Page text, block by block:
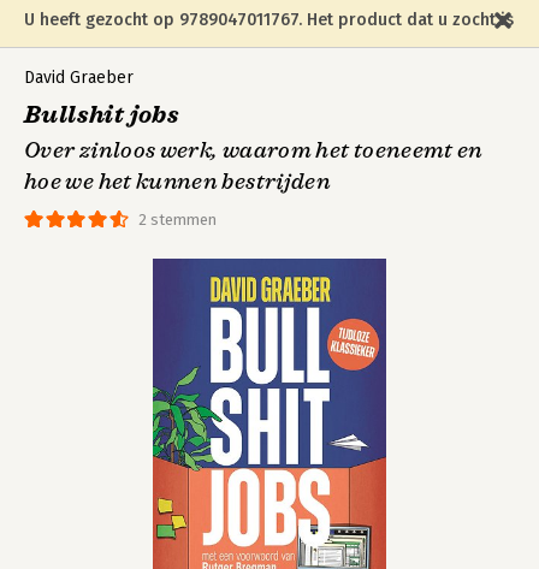
U heeft gezocht op 9789047011767. Het product dat u zocht is
niet meer in die editie leverbaar en is vervangen door de
onderstaande editie.
2 stemmen
David Graeber
Bullshit jobs
Over zinloos werk, waarom het toeneemt en
hoe we het kunnen bestrijden